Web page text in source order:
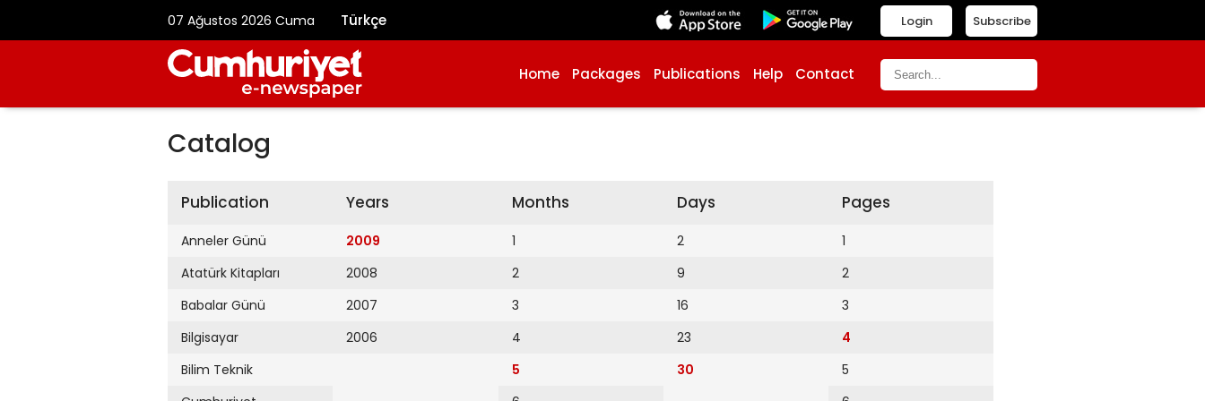
07 Ağustos 2026 Cuma Türkçe Subscribe
Login
Home Packages Publications Help Contact
Catalog
Publication
Anneler Günü
Atatürk Kitapları
Babalar Günü
Bilgisayar
Bilim Teknik
Years
2009
2008
2007
2006
Months
1
2
3
4
5
Days
2
9
16
23
30
Pages
1
2
3
4
5